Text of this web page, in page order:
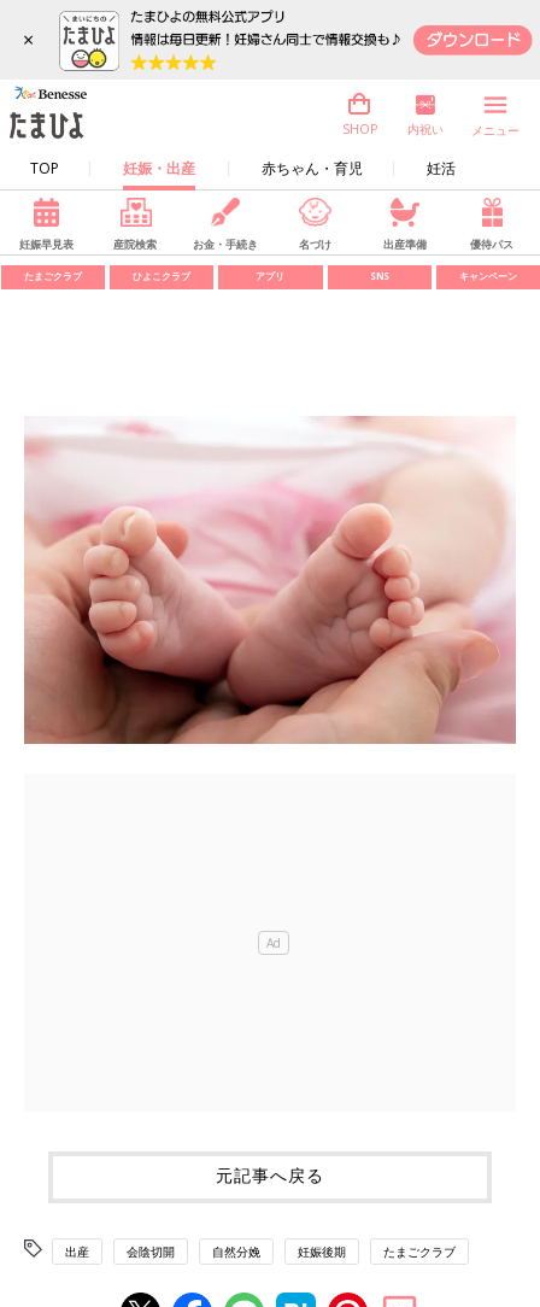
×
TOP 妊娠・出産 赤ちゃん・育児 妊活
SHOP 内祝い メニュー
妊娠早見表 産院検索 お金・手続き 名づけ 出産準備 優待パス
たまごクラブ ひよこクラブ アプリ SNS キャンペーン
元記事へ戻る
出産 会陰切開 自然分娩 妊娠後期 たまごクラブ